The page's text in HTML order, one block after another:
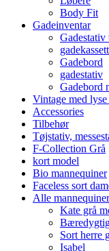
Body Fit
Gadeinventar
Gadebord
gadestativ
Gadebord
Vintage med lyse
Accessories
Tilbehør
Tøjstativ,
F-Collection Grå
kort model
Bio mannequiner
Faceless sort
Alle mannequiner
Kate grå
Sort herre
Isabel